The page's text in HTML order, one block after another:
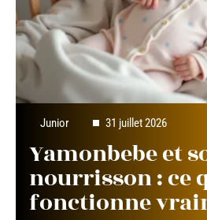
Junior 31 juillet 2026
Yamonbebe et
nourrisson : ce
fonctionne